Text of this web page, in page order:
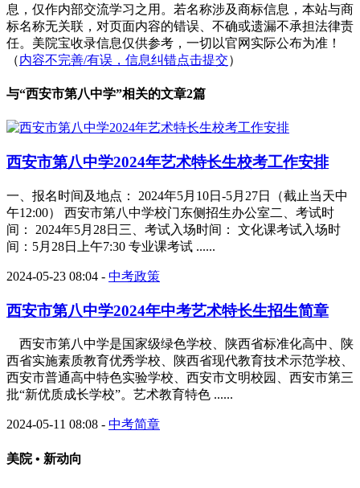
息，仅作内部交流学习之用。若名称涉及商标信息，本站与商
标名称无关联，对页面内容的错误、不确或遗漏不承担法律责
任。美院宝收录信息仅供参考，一切以官网实际公布为准！
（内容不完善/有误，信息纠错点击提交）
与“西安市第八中学”相关的文章2篇
西安市第八中学2024年艺术特长生校考工作安排
一、报名时间及地点： 2024年5月10日-5月27日（截止当天中
午12:00） 西安市第八中学校门东侧招生办公室二、考试时
间： 2024年5月28日三、考试入场时间： 文化课考试入场时
间：5月28日上午7:30 专业课考试 ......
2024-05-23 08:04 - 中考政策
西安市第八中学2024年中考艺术特长生招生简章
西安市第八中学是国家级绿色学校、陕西省标准化高中、陕
西省实施素质教育优秀学校、陕西省现代教育技术示范学校、
西安市普通高中特色实验学校、西安市文明校园、西安市第三
批“新优质成长学校”。艺术教育特色 ......
2024-05-11 08:08 - 中考简章
美院 • 新动向